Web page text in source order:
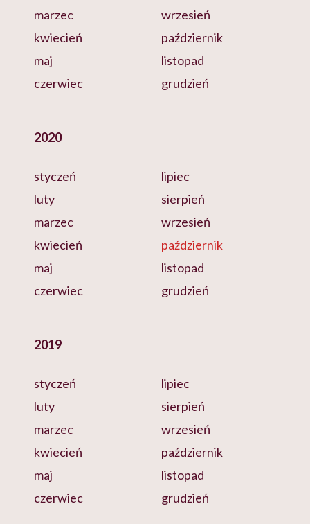
marzec
kwiecień
maj
czerwiec
wrzesień
październik
listopad
grudzień
2020
styczeń
luty
marzec
kwiecień
maj
czerwiec
lipiec
sierpień
wrzesień
październik
listopad
grudzień
2019
styczeń
luty
marzec
kwiecień
maj
czerwiec
lipiec
sierpień
wrzesień
październik
listopad
grudzień